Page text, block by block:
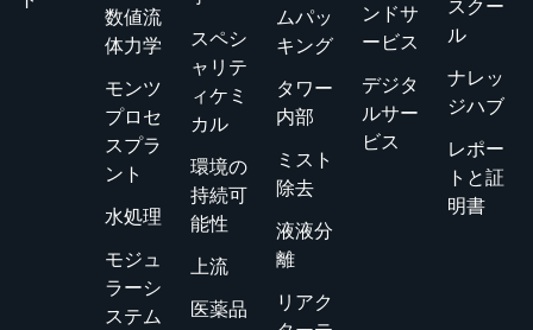
数値流
体力学
モンツ
プロセ
スプラ
ント
水処理
モジュ
ラーシ
ステム
スペシ
ャリテ
ィケミ
カル
環境の
持続可
能性
上流
医薬品
ムパッ
キング
タワー
内部
ミスト
除去
液液分
離
リアク
ンドサ
ービス
デジタ
ルサー
ビス
スクー
ル
ナレッ
ジハブ
レポー
トと証
明書